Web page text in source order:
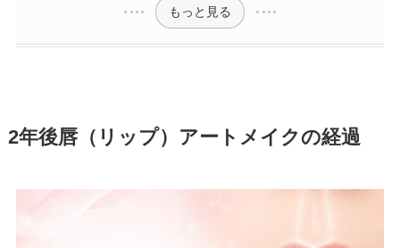
もっと見る
2年後唇（リップ）アートメイクの経過